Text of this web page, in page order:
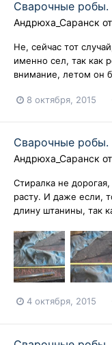
Сварочные робы.
Андрюха_Саранск
Не, сейчас тот
именно сел, так как
внимание, летом он
8 октября, 2015
Сварочные робы.
Андрюха_Саранск
Стиралка не
расту. И даже если,
длину штанины, так
4 октября, 2015